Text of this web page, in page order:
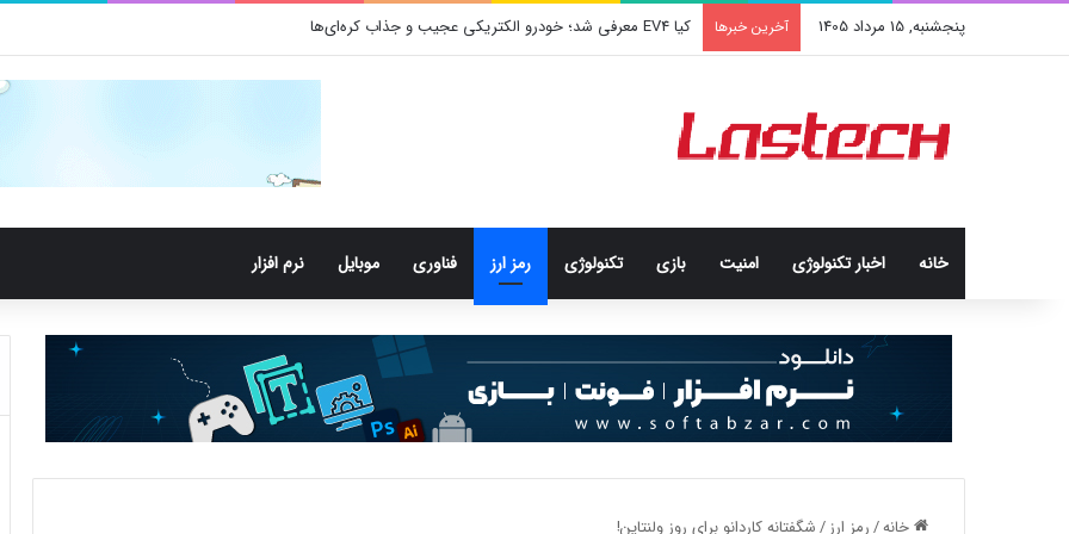
پنجشنبه, 15 مرداد 1405 آخرین خبرها کشف جدید دانشمندان: برخی باکتری‌های دهان می‌توانند خطر ابتلا به آلزایمر را افزایش دهند
خانه اخبار تکنولوژی امنيت بازی تکنولوژی رمز ارز فناوری موبایل نرم افزار
خانه/رمز ارز/شگفتانه کاردانو برای روز ولنتاین!